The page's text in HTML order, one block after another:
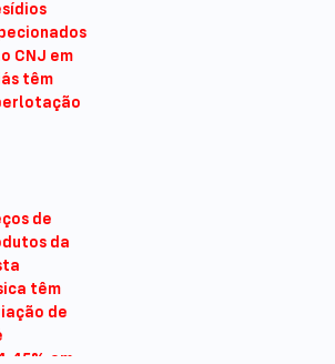
CNJ em
têm
de
da
têm
de
em